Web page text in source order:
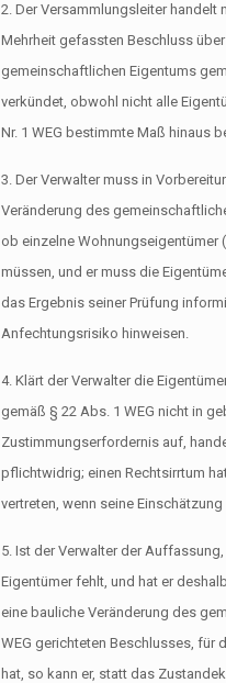
2. Der Versammlungsleiter
Mehrheit gefassten Beschluss
gemeinschaftlichen Eigentums
verkündet, obwohl nicht alle
Nr. 1 WEG bestimmte Maß hinaus
3. Der Verwalter muss in
Veränderung des
ob einzelne
müssen, und er muss die
das Ergebnis seiner Prüfung
Anfechtungsrisiko hinweisen.
4. Klärt der Verwalter die
gemäß § 22 Abs. 1 WEG nicht in
Zustimmungserfordernis auf,
pflichtwidrig; einen Rechtsirrtum
vertreten, wenn seine
5. Ist der Verwalter der
Eigentümer fehlt, und hat er
eine bauliche Veränderung des
WEG gerichteten Beschlusses, für
hat, so kann er, statt das